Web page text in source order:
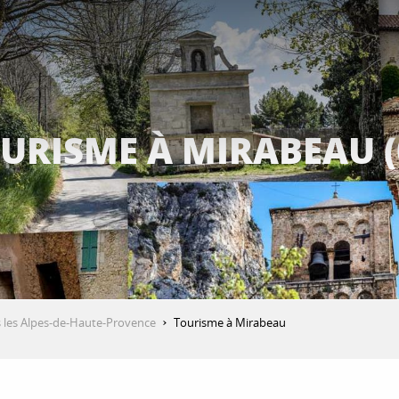
À MIRABEAU
Alpes-de-Haute-Provence Tourisme à Mirabeau